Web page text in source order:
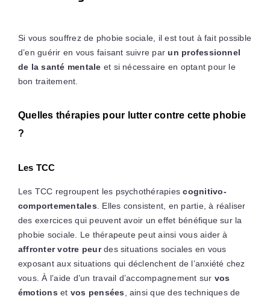
Si vous souffrez de phobie sociale, il est tout à fait possible
d’en guérir en vous faisant suivre parun professionnel
de la santé mentale et si nécessaire en optant pour le
bon traitement.
Quelles thérapies pour lutter contre cette phobie
?
Les TCC
Les TCC regroupent les psychothérapies cognitivo-
comportementales. Elles consistent, en partie, à réaliser
des exercices qui peuvent avoir un effet bénéfique sur la
phobie sociale. Le thérapeute peut ainsi vous aider à
affronter votre peurdes situations sociales en vous
exposant aux situations qui déclenchent de l’anxiété chez
vous. À l’aide d’un travail d’accompagnement sur vos
émotions et vos pensées, ainsi que des techniques de